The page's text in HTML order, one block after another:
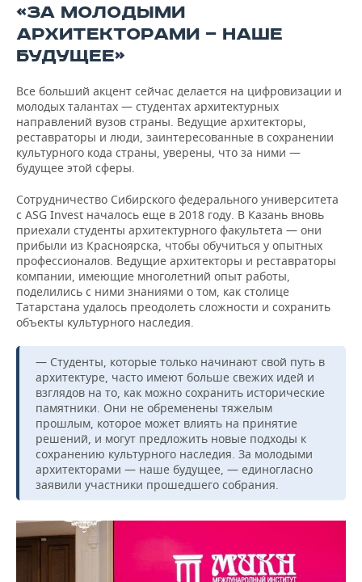
«ЗА МОЛОДЫМИ
АРХИТЕКТОРАМИ — НАШЕ
БУДУЩЕЕ»
Все больший акцент сейчас делается на цифровизации и
молодых талантах — студентах архитектурных
направлений вузов страны. Ведущие архитекторы,
реставраторы и люди, заинтересованные в сохранении
культурного кода страны, уверены, что за ними —
будущее этой сферы.
Сотрудничество Сибирского федерального университета
с ASG Invest началось еще в 2018 году. В Казань вновь
приехали студенты архитектурного факультета — они
прибыли из Красноярска, чтобы обучиться у опытных
профессионалов. Ведущие архитекторы и реставраторы
компании, имеющие многолетний опыт работы,
поделились с ними знаниями о том, как столице
Татарстана удалось преодолеть сложности и сохранить
объекты культурного наследия.
— Студенты, которые только начинают свой путь в
архитектуре, часто имеют больше свежих идей и
взглядов на то, как можно сохранить исторические
памятники. Они не обременены тяжелым
прошлым, которое может влиять на принятие
решений, и могут предложить новые подходы к
сохранению культурного наследия. За молодыми
архитекторами — наше будущее, — единогласно
заявили участники прошедшего собрания.